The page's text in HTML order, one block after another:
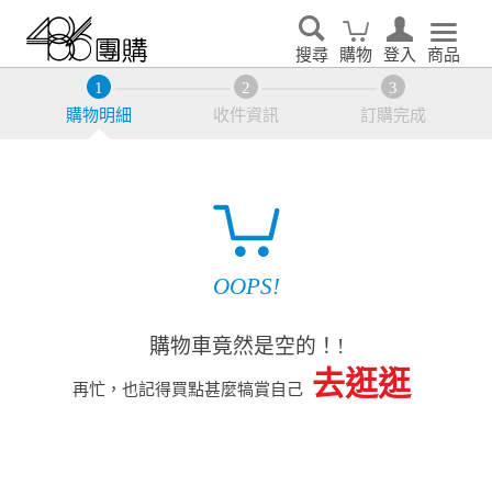
搜尋 購物 登入 商品
購物明細 收件資訊 訂購完成
OOPS!
購物車竟然是空的！!
再忙，也記得買點甚麼犒賞自己 去逛逛